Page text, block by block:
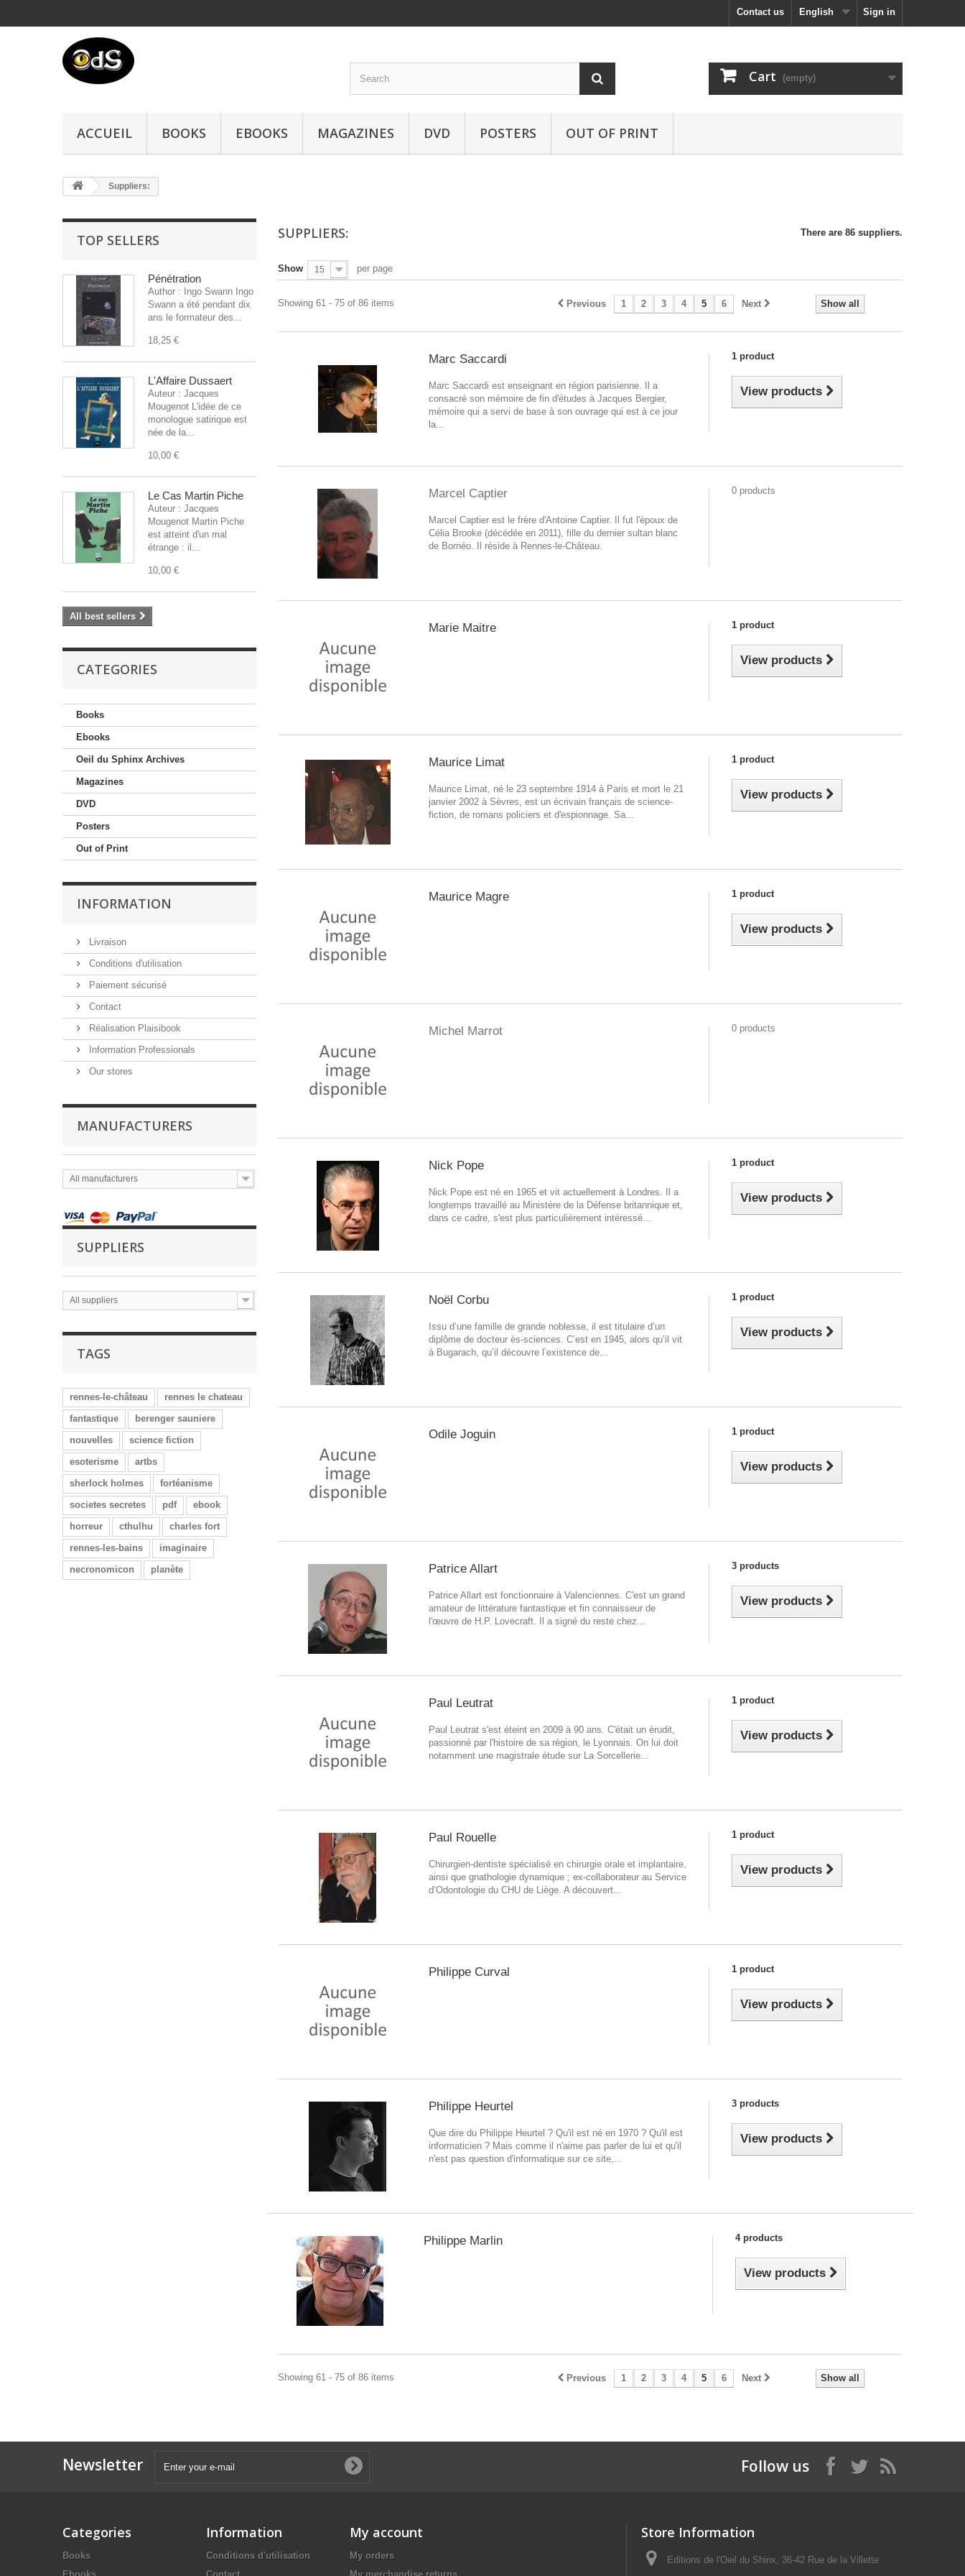
Sign in
English
Contact us
Cart (empty)
ACCUEIL BOOKS EBOOKS MAGAZINES DVD POSTERS OUT OF PRINT
Suppliers:
TOP SELLERS
Pénétration
Author : Ingo Swann Ingo
Swann a été pendant dix
ans le formateur des...
18,25 €
L'Affaire Dussaert
Auteur : Jacques
Mougenot L'idée de ce
monologue satirique est
née de la...
10,00 €
Le Cas Martin Piche
Auteur : Jacques
Mougenot Martin Piche
est atteint d'un mal
étrange : il...
10,00 €
All best sellers
CATEGORIES
Books
Ebooks
Oeil du Sphinx Archives
Magazines
DVD
Posters
Out of Print
INFORMATION
Livraison
Conditions d'utilisation
Paiement sécurisé
Contact
Réalisation Plaisibook
Information Professionals
Our stores
MANUFACTURERS
All manufacturers
SUPPLIERS
All suppliers
TAGS
rennes-le-château
rennes le chateau
fantastique
berenger sauniere
nouvelles
science fiction
esoterisme
artbs
sherlock holmes
fortéanisme
societes secretes
pdf
ebook
horreur
cthulhu
charles fort
rennes-les-bains
imaginaire
necronomicon
planète
SUPPLIERS: There are 86 suppliers.
Show 15 per page
Show all
Previous 1 2 3 4 5 6 Next
Showing 61 - 75 of 86 items
Marc Saccardi
Marc Saccardi est enseignant en région parisienne. Il a
consacré son mémoire de fin d'études à Jacques Bergier,
mémoire qui a servi de base à son ouvrage qui est à ce jour
la...
1 product
View products
Marcel Captier
Marcel Captier est le frère d'Antoine Captier. Il fut l'époux de
Célia Brooke (décédée en 2011), fille du dernier sultan blanc
de Bornéo. Il réside à Rennes-le-Château.
0 products
Marie Maitre 1 product
View products
Maurice Limat
Maurice Limat, né le 23 septembre 1914 à Paris et mort le 21
janvier 2002 à Sèvres, est un écrivain français de science-
fiction, de romans policiers et d'espionnage. Sa...
1 product
View products
Maurice Magre 1 product
View products
Michel Marrot 0 products
Nick Pope
Nick Pope est né en 1965 et vit actuellement à Londres. Il a
longtemps travaillé au Ministère de la Défense britannique et,
dans ce cadre, s'est plus particulièrement intéressé...
1 product
View products
Noël Corbu
Issu d’une famille de grande noblesse, il est titulaire d’un
diplôme de docteur ès-sciences. C’est en 1945, alors qu’il vit
à Bugarach, qu’il découvre l’existence de...
1 product
View products
Odile Joguin 1 product
View products
Patrice Allart
Patrice Allart est fonctionnaire à Valenciennes. C'est un grand
amateur de littérature fantastique et fin connaisseur de
l'œuvre de H.P. Lovecraft. Il a signé du reste chez...
3 products
View products
Paul Leutrat
Paul Leutrat s'est éteint en 2009 à 90 ans. C'était un érudit,
passionné par l'histoire de sa région, le Lyonnais. On lui doit
notamment une magistrale étude sur La Sorcellerie...
1 product
View products
Paul Rouelle
Chirurgien-dentiste spécialisé en chirurgie orale et implantaire,
ainsi que gnathologie dynamique ; ex-collaborateur au Service
d’Odontologie du CHU de Liège. A découvert...
1 product
View products
Philippe Curval 1 product
View products
Philippe Heurtel
Que dire du Philippe Heurtel ? Qu'il est né en 1970 ? Qu'il est
informaticien ? Mais comme il n'aime pas parler de lui et qu'il
n'est pas question d'informatique sur ce site,...
3 products
View products
Philippe Marlin 4 products
View products
Show all
Previous 1 2 3 4 5 6 Next
Showing 61 - 75 of 86 items
Newsletter Follow us
Categories
Books
Information
Conditions d'utilisation
My account
My orders
Store Information
Editions de l'Oeil du Shinx, 36-42 Rue de la Villette